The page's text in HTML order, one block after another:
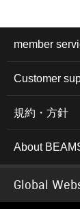
member
Customer
規約・方針
About
Global